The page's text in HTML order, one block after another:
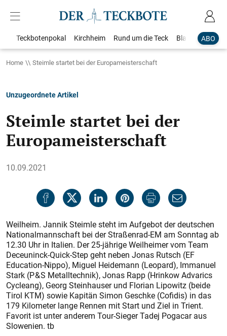
ABO
Teckbotenpokal Kirchheim Rund um die Teck Blaulicht
Home Steimle startet bei der Europameisterschaft
Unzugeordnete Artikel
Steimle startet bei der
Europameisterschaft
10.09.2021
Weilheim. Jannik Steimle steht im Aufgebot der deutschen
National­mannschaft bei der Straßenrad-EM am Sonntag ab
12.30 Uhr in Italien. Der 25-jährige Weilheimer vom Team
Deceuninck-Quick-Step geht neben Jonas Rutsch (EF
Education-Nippo), Miguel Heidemann (Leopard), Immanuel
Stark (P & S Metalltechnik), Jonas Rapp (Hrinkow Advarics
Cycleang), Georg Steinhauser und Florian Lipowitz (beide
Tirol KTM) sowie Kapitän Simon Geschke (Cofidis) in das
179 Kilometer lange Rennen mit Start und Ziel in Trient.
Favorit ist unter anderem Tour-Sieger Tadej Pogacar aus
Slowenien. tb